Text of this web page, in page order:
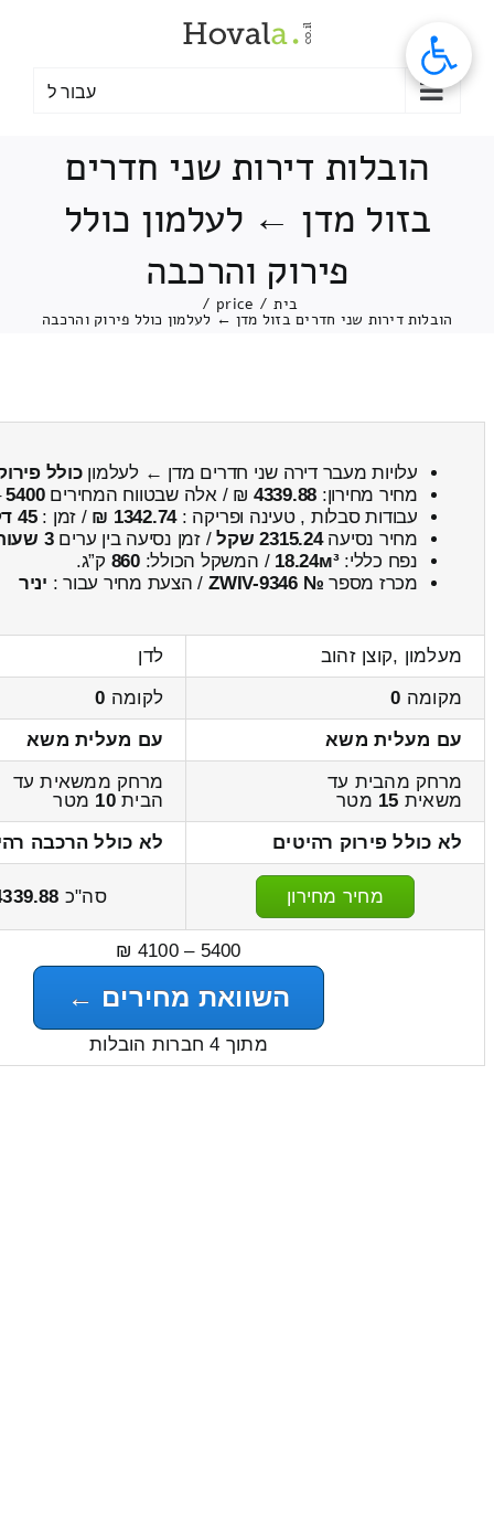
עבור ל
הובלות דירות שני חדרים
בזול מדן ← לעלמון כולל
פירוק והרכבה
בית /
price
/
הובלות דירות שני חדרים בזול מדן ← לעלמון כולל פירוק והרכבה
עלויות מעבר דירה שני חדרים מדן ← לעלמוןכולל
מחיר מחירון: 4339.88 ₪ / אלה שבטווח המחירים5400
עבודות סבלות , טעינה ופריקה :1342.74 ₪ / זמן :45 דקות 33 שניות
מחיר נסיעה2315.24 שקל / זמן נסיעה בין ערים3 שעות , 31 דקות
נפח כללי:18.24м³ / המשקל הכולל:860 ק”ג.
מכרז מספר № ZWIV-9346 / הצעת מחיר עבור : יניר
מעלמון ,קוצן זהוב
לדן
מקומה 0 לקומה 0
עם מעלית משא
עם מעלית משא
מרחק מהבית עד
משאית 15 מטר
מרחק ממשאית עד
הבית10 מטר
לא כולל פירוק רהיטים
לא כולל הרכבה
מחיר מחירון סה"כ
5400 – 4100 ₪
השוואת מחירים ←
מתוך 4 חברות הובלות